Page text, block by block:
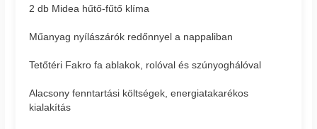
2 db Midea hűtő-fűtő klíma
Műanyag nyílászárók redőnnyel a nappaliban
Tetőtéri Fakro fa ablakok, rolóval és szúnyoghálóval
Alacsony fenntartási költségek, energiatakarékos
kialakítás